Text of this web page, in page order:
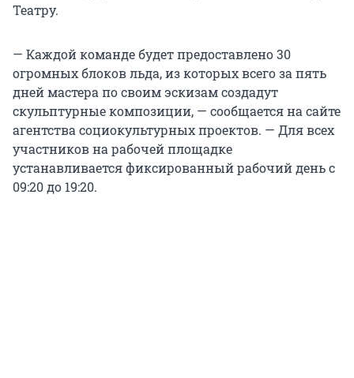
Театру.
— Каждой команде будет предоставлено 30
огромных блоков льда, из которых всего за пять
дней мастера по своим эскизам создадут
скульптурные композиции, — сообщается на сайте
агентства социокультурных проектов. — Для всех
участников на рабочей площадке
устанавливается фиксированный рабочий день с
09:20 до 19:20.